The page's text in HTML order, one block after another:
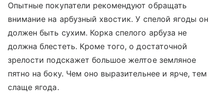
Опытные покупатели рекомендуют обращать
внимание на арбузный хвостик. У спелой ягоды он
должен быть сухим. Корка спелого арбуза не
должна блестеть. Кроме того, о достаточной
зрелости подскажет большое желтое земляное
пятно на боку. Чем оно выразительнее и ярче, тем
слаще ягода.